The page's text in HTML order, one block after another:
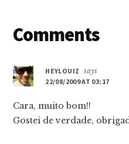
Reader
Comments
HEYLOUIZ
says
22/08/2009 AT 03:17
Cara, muito bom!!
Gostei de verdade,